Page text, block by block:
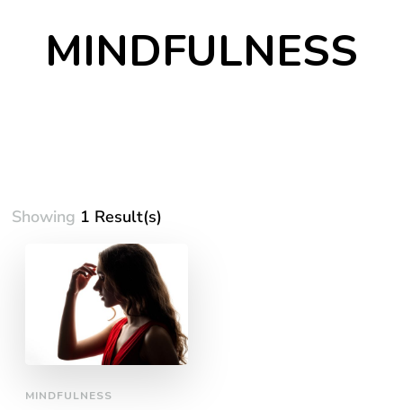
MINDFULNESS
Showing 1 Result(s)
MINDFULNESS